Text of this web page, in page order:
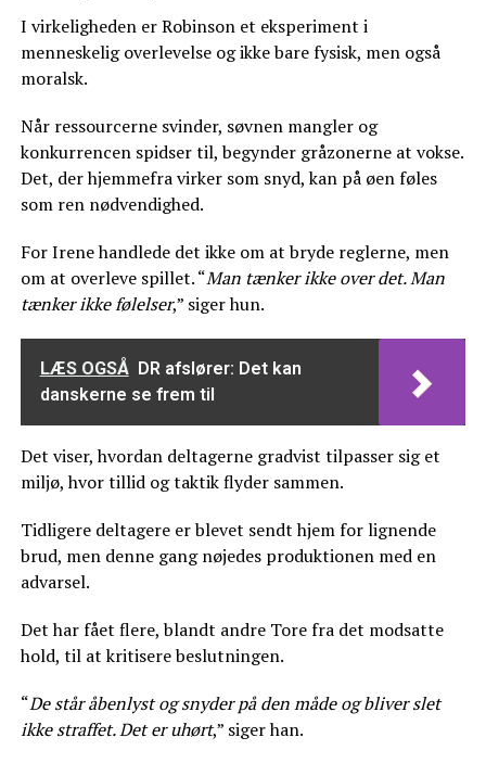
I virkeligheden er Robinson et eksperiment i
menneskelig overlevelse og ikke bare fysisk, men også
moralsk.
Når ressourcerne svinder, søvnen mangler og
konkurrencen spidser til, begynder gråzonerne at vokse.
Det, der hjemmefra virker som snyd, kan på øen føles
som ren nødvendighed.
For Irene handlede det ikke om at bryde reglerne, men
om at overleve spillet. “Man tænker ikke over det. Man
tænker ikke følelser,” siger hun.
LÆS OGSÅ DR afslører: Det kan
danskerne se frem til
Det viser, hvordan deltagerne gradvist tilpasser sig et
miljø, hvor tillid og taktik flyder sammen.
Tidligere deltagere er blevet sendt hjem for lignende
brud, men denne gang nøjedes produktionen med en
advarsel.
Det har fået flere, blandt andre Tore fra det modsatte
hold, til at kritisere beslutningen.
“De står åbenlyst og snyder på den måde og bliver slet
ikke straffet. Det er uhørt,” siger han.